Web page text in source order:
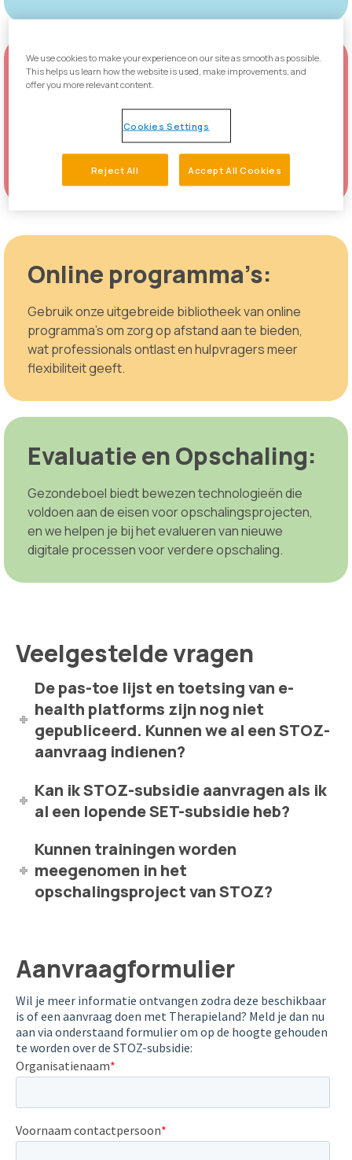
Hybride zorgmodellen:
Implementeer hybride zorgprocessen die de
efficiëntie en effectiviteit van zorgtrajecten
verhogen. Met onze tools kun je makkelijk
schakelen tussen fysieke en digitale zorg.
Online programma’s:
Gebruik onze uitgebreide bibliotheek van online
programma’s om zorg op afstand aan te bieden,
wat professionals ontlast en hulpvragers meer
flexibiliteit geeft.
Evaluatie en Opschaling:
Gezondeboel biedt bewezen technologieën die
voldoen aan de eisen voor opschalingsprojecten,
en we helpen je bij het evalueren van nieuwe
digitale processen voor verdere opschaling.
Veelgestelde vragen
De pas-toe lijst en toetsing van e-
health platforms zijn nog niet
gepubliceerd. Kunnen we al een STOZ-
aanvraag indienen?
Kan ik STOZ-subsidie aanvragen als ik
al een lopende SET-subsidie heb?
Kunnen trainingen worden
meegenomen in het
opschalingsproject van STOZ?
Aanvraagformulier
We use cookies to make your experience on our site as smooth as possible.
This helps us learn how the website is used, make improvements, and
offer you more relevant content.
Cookies Settings
Reject All Accept All Cookies